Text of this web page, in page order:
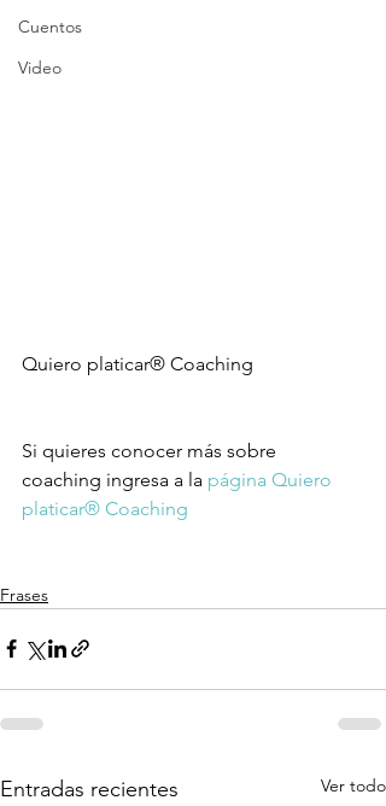
Cuentos
Video
Quiero platicar® Coaching
Si quieres conocer más sobre
coaching ingresa a la página Quiero
platicar® Coaching
Frases
Entradas recientes Ver todo